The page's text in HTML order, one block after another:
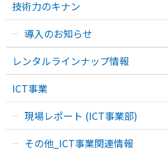
技術力のキナン
導入のお知らせ
レンタルラインナップ情報
ICT事業
現場レポート (ICT事業部)
その他_ICT事業関連情報